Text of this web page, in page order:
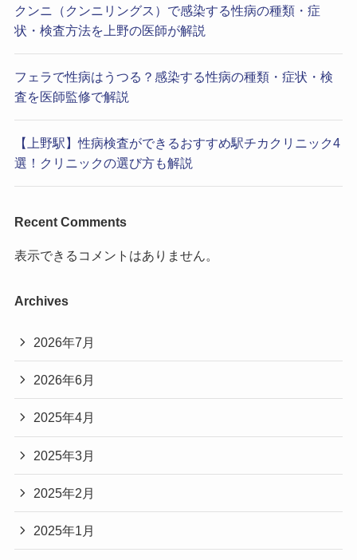
クンニ（クンニリングス）で感染する性病の種類・症
状・検査方法を上野の医師が解説
フェラで性病はうつる？感染する性病の種類・症状・検
査を医師監修で解説
【上野駅】性病検査ができるおすすめ駅チカクリニック4
選！クリニックの選び方も解説
Recent Comments
表示できるコメントはありません。
Archives
2026年7月
2026年6月
2025年4月
2025年3月
2025年2月
2025年1月